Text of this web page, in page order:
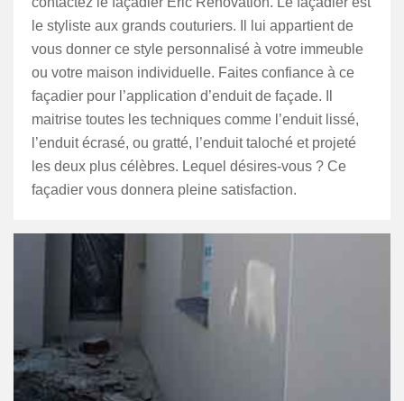
le styliste aux grands couturiers. Il lui appartient de
vous donner ce style personnalisé à votre immeuble
ou votre maison individuelle. Faites confiance à ce
façadier pour l’application d’enduit de façade. Il
maitrise toutes les techniques comme l’enduit lissé,
l’enduit écrasé, ou gratté, l’enduit taloché et projeté
les deux plus célèbres. Lequel désires-vous ? Ce
façadier vous donnera pleine satisfaction.